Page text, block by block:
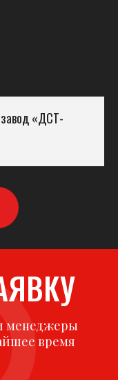
завод «ДСТ-
менеджеры
время